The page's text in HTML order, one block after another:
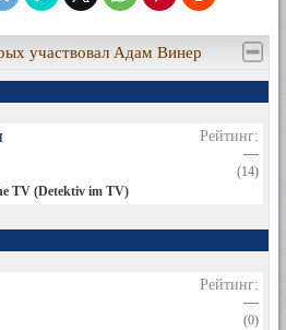
участвовал Адам Винер
TV (Detektiv im TV)
Рейтинг:
—
(14)
Рейтинг:
—
(0)